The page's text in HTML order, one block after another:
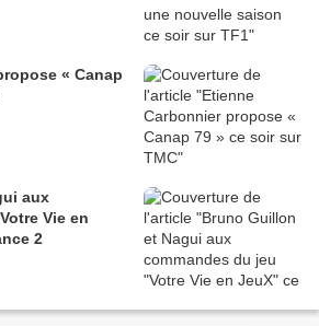
« Canap
aux
Vie en
2